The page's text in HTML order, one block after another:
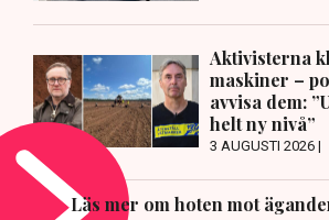
Aktivisterna
maskiner –
avvisa dem:
helt ny nivå”
3 AUGUSTI 2026 |
Läs mer om hoten mot